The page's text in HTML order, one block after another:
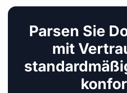
Parsen Sie
mit